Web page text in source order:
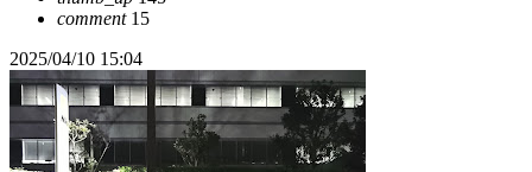
comment15
2025/04/10 15:04